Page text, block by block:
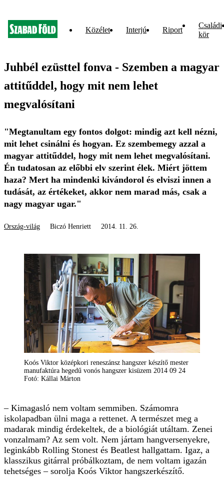
Közélet Interjú Riport
Családi
kör
Juhbél ezüsttel fonva - Szemben a magyar
attitűddel, hogy mit nem lehet
megvalósítani
"Megtanultam egy fontos dolgot: mindig azt kell nézni,
mit lehet csinálni és hogyan. Ez szembemegy azzal a
magyar attitűddel, hogy mit nem lehet megvalósítani.
Én tudatosan az előbbi elv szerint élek. Miért jöttem
haza? Mert ha mindenki kivándorol és elviszi innen a
tudását, az értékeket, akkor nem marad más, csak a
nagy magyar ugar."
Ország-világ Biczó Henriett 2014. 11. 26.
Koós Viktor középkori reneszánsz hangszer készítő mester
manufaktúra hegedű vonós hangszer kisüzem 2014 09 24
Fotó: Kállai Márton
– Kimagasló nem voltam semmiben. Számomra
iskolapadban ülni maga a rettenet. A természet meg a
madarak mindig érdekeltek, de a biológiát utáltam. Zenei
vonzalmam? Az sem volt. Nem jártam hangversenyekre,
leginkább Rolling Stonest és Beatlest hallgattam. Igaz, a
klasszikus gitárral próbálkoztam, de nem voltam igazán
tehetséges – sorolja Koós Viktor hangszerkészítő.